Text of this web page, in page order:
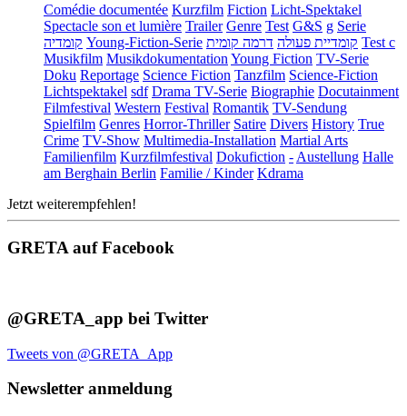
Comédie documentée Kurzfilm Fiction Licht-Spektakel
Spectacle son et lumière Trailer Genre Test G&S g Serie
קומדיה Young-Fiction-Serie קומדיית פעולה דרמה קומית
Test c
Musikfilm Musikdokumentation Young Fiction TV-Serie
Doku Reportage Science Fiction Tanzfilm Science-Fiction
Lichtspektakel sdf Drama TV-Serie Biographie Docutainment
Filmfestival Western Festival Romantik TV-Sendung
Spielfilm Genres Horror-Thriller Satire Divers History True
Crime TV-Show Multimedia-Installation Martial Arts
Familienfilm Kurzfilmfestival Dokufiction - Austellung Halle
am Berghain Berlin Familie / Kinder Kdrama
Jetzt weiterempfehlen!
GRETA auf Facebook
@GRETA_app bei Twitter
Tweets von @GRETA_App
Newsletter anmeldung